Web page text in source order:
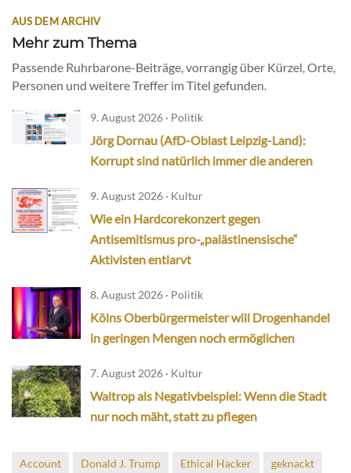
AUS DEM ARCHIV
Mehr zum Thema
Passende Ruhrbarone-Beiträge, vorrangig über Kürzel, Orte,
Personen und weitere Treffer im Titel gefunden.
9. August 2026 · Politik
Jörg Dornau (AfD-Oblast Leipzig-Land):
Korrupt sind natürlich immer die anderen
9. August 2026 · Kultur
Wie ein Hardcorekonzert gegen
Antisemitismus pro-„palästinensische“
Aktivisten entlarvt
8. August 2026 · Politik
Kölns Oberbürgermeister will Drogenhandel
in geringen Mengen noch ermöglichen
7. August 2026 · Kultur
Waltrop als Negativbeispiel: Wenn die Stadt
nur noch mäht, statt zu pflegen
Account Donald J. Trump Ethical Hacker
geknackt